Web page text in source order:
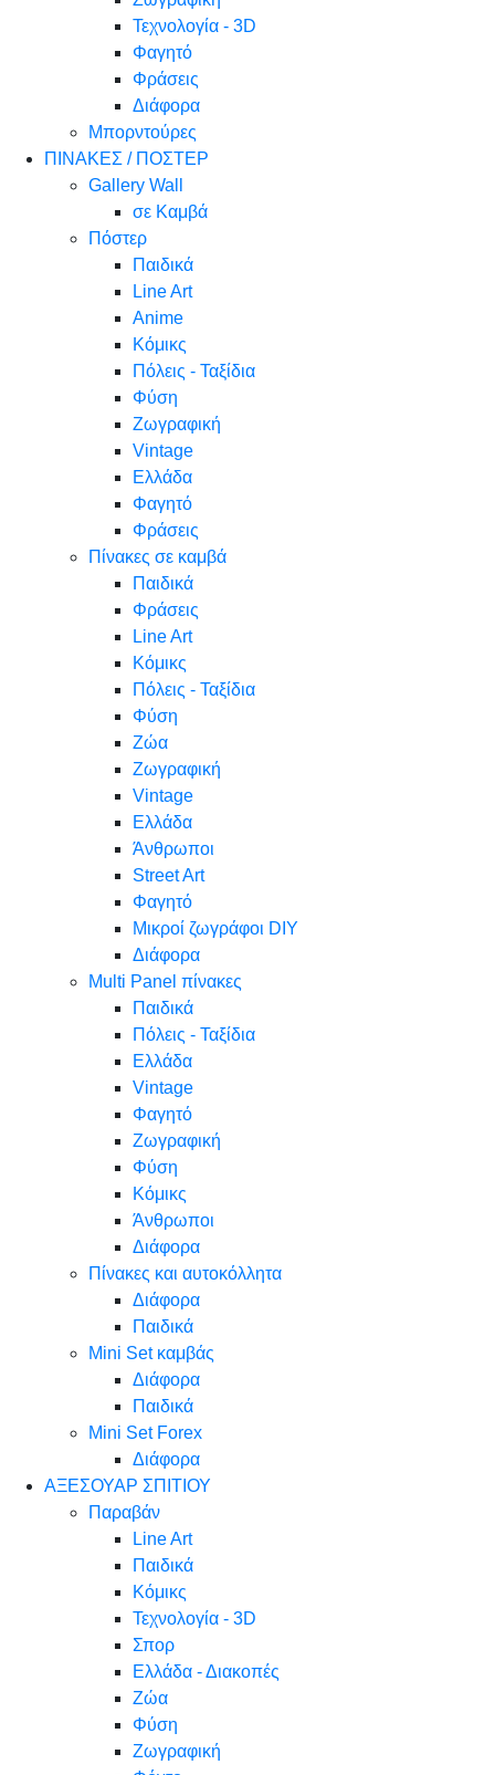
Τεχνολογία - 3D
Φαγητό
Φράσεις
Διάφορα
Μπορντούρες
ΠΙΝΑΚΕΣ / ΠΟΣΤΕΡ
Gallery Wall
σε Καμβά
Πόστερ
Παιδικά
Line Art
Anime
Κόμικς
Πόλεις - Ταξίδια
Φύση
Ζωγραφική
Vintage
Ελλάδα
Φαγητό
Φράσεις
Πίνακες σε καμβά
Παιδικά
Φράσεις
Line Art
Κόμικς
Πόλεις - Ταξίδια
Φύση
Ζώα
Ζωγραφική
Vintage
Ελλάδα
Άνθρωποι
Street Art
Φαγητό
Μικροί ζωγράφοι DIY
Διάφορα
Multi Panel πίνακες
Παιδικά
Πόλεις - Ταξίδια
Ελλάδα
Vintage
Φαγητό
Ζωγραφική
Φύση
Κόμικς
Άνθρωποι
Διάφορα
Πίνακες και αυτοκόλλητα
Διάφορα
Παιδικά
Mini Set καμβάς
Διάφορα
Παιδικά
Mini Set Forex
Διάφορα
ΑΞΕΣΟΥΑΡ ΣΠΙΤΙΟΥ
Παραβάν
Line Art
Παιδικά
Κόμικς
Τεχνολογία - 3D
Σπορ
Ελλάδα - Διακοπές
Ζώα
Φύση
Ζωγραφική